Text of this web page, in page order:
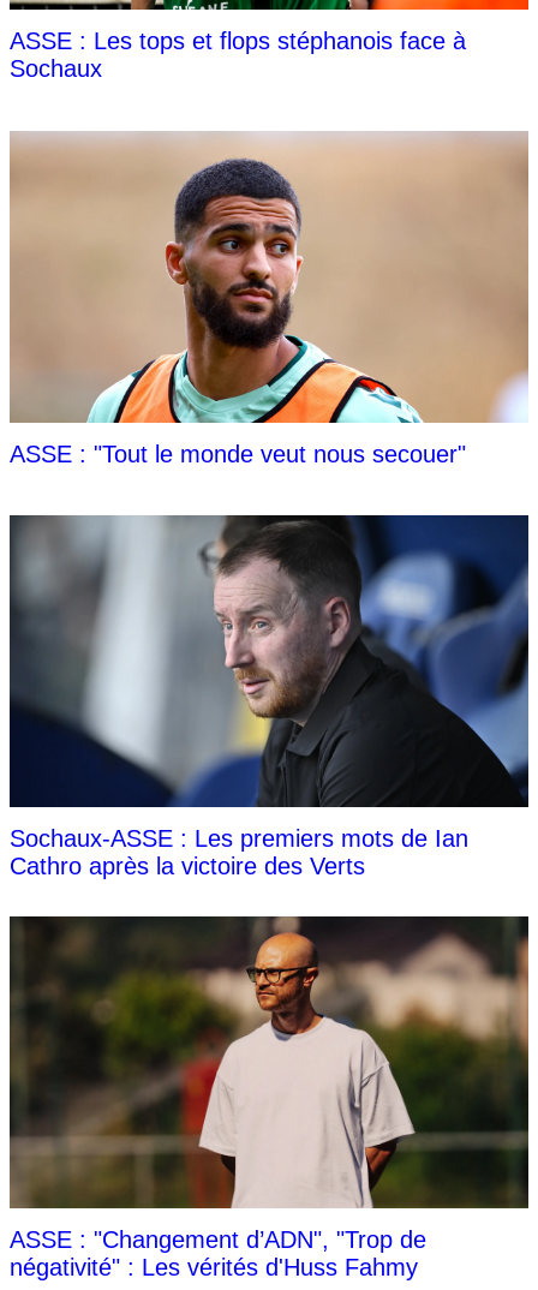
ASSE : Les tops et flops stéphanois face à
Sochaux
ASSE : "Tout le monde veut nous secouer"
Sochaux-ASSE : Les premiers mots de Ian
Cathro après la victoire des Verts
ASSE : "Changement d’ADN", "Trop de
négativité" : Les vérités d'Huss Fahmy